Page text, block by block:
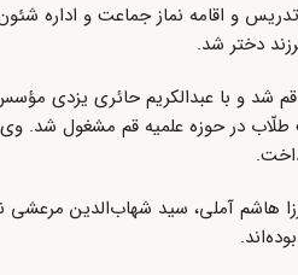
و اقامه نماز جماعت و اداره
دختر شد.
قم شد و با عبدالکریم حائری یزدی
در حوزه علمیه قم مشغول شد.
آملی، سید شهاب‌الدین مرعشی